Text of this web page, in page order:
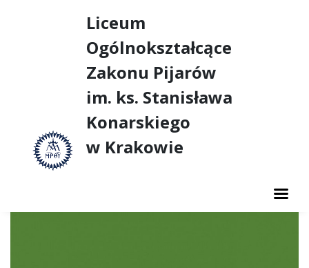
Liceum
Ogólnokształcące
Zakonu Pijarów
im. ks. Stanisława
Konarskiego
w Krakowie